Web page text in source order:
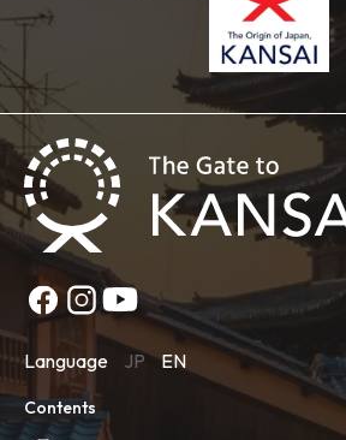
Language JP EN
Contents